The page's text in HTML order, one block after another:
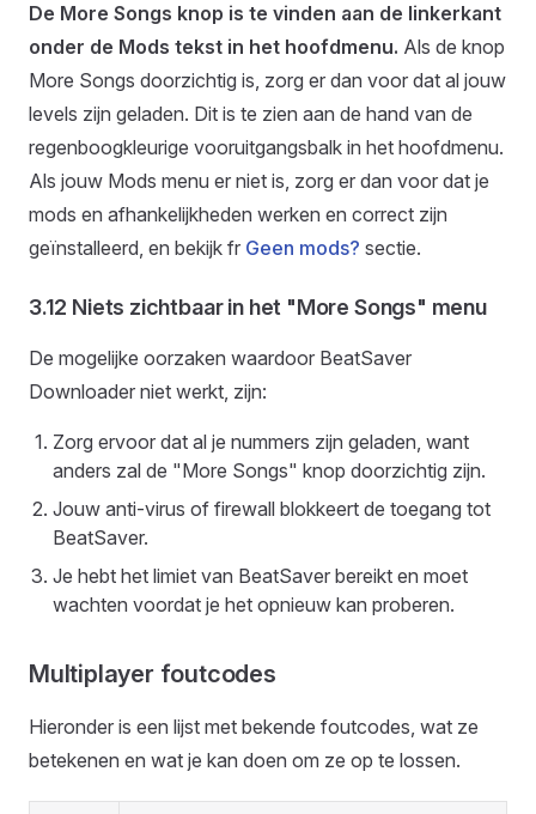
De More Songs knop is te vinden aan de linkerkant
onder de Mods tekst in het hoofdmenu. Als de knop
More Songs doorzichtig is, zorg er dan voor dat al jouw
levels zijn geladen. Dit is te zien aan de hand van de
regenboogkleurige vooruitgangsbalk in het hoofdmenu.
Als jouw Mods menu er niet is, zorg er dan voor dat je
mods en afhankelijkheden werken en correct zijn
geïnstalleerd, en bekijk fr Geen mods? sectie.
3.12 Niets zichtbaar in het "More Songs" menu
De mogelijke oorzaken waardoor BeatSaver
Downloader niet werkt, zijn:
Zorg ervoor dat al je nummers zijn geladen, want
anders zal de "More Songs" knop doorzichtig zijn.
Jouw anti-virus of firewall blokkeert de toegang tot
BeatSaver.
Je hebt het limiet van BeatSaver bereikt en moet
wachten voordat je het opnieuw kan proberen.
Multiplayer foutcodes
Hieronder is een lijst met bekende foutcodes, wat ze
betekenen en wat je kan doen om ze op te lossen.